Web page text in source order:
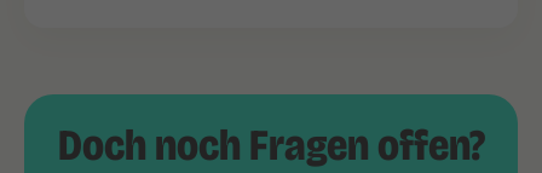
Doch noch Fragen offen?